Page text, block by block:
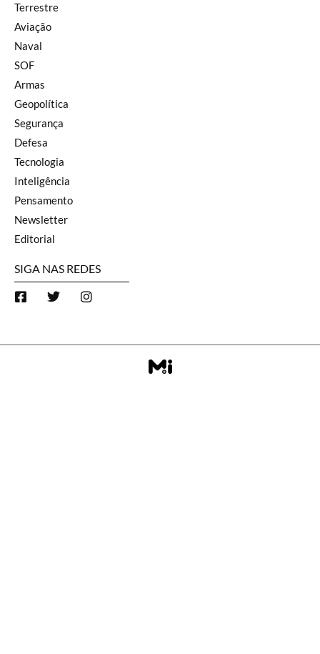
Terrestre
Aviação
Naval
SOF
Armas
Geopolítica
Segurança
Defesa
Tecnologia
Inteligência
Pensamento
Newsletter
Editorial
SIGA NAS REDES